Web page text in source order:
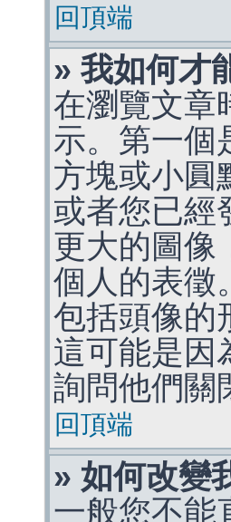
回頂端
» 我如何才
在瀏覽文章
示。第一個
方塊或小圓
或者您已經
更大的圖像
個人的表徵
包括頭像的
這可能是因
詢問他們關
回頂端
» 如何改變
一般您不能